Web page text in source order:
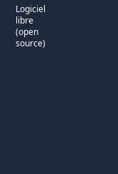
Logiciel
libre
(open
source)